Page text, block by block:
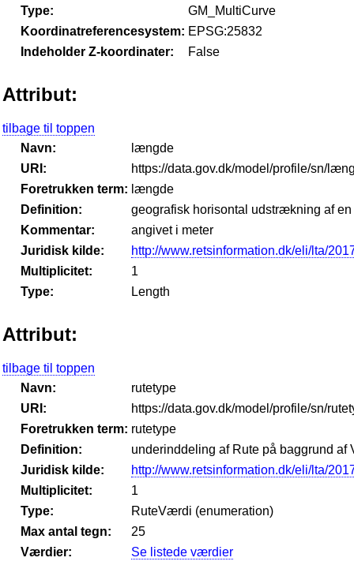
Type:
GM_MultiCurve
Koordinatreferencesystem: EPSG:25832
Indeholder Z-koordinater:
False
Attribut:
tilbage til toppen
Navn:
længde
URI:
https://data.gov.dk/model/profile/sn/
Foretrukken term: længde
Definition:
geografisk horisontal udstrækning af
Kommentar:
angivet i meter
Juridisk kilde:
http://www.retsinformation.dk/eli/lta/
Multiplicitet:
1
Type:
Length
Attribut:
tilbage til toppen
Navn:
rutetype
URI:
https://data.gov.dk/model/profile/sn/
Foretrukken term: rutetype
Definition:
underinddeling af Rute på baggrund af
Juridisk kilde:
http://www.retsinformation.dk/eli/lta/
Multiplicitet:
1
Type:
RuteVærdi (enumeration)
Max antal tegn:
25
Værdier:
Se listede værdier